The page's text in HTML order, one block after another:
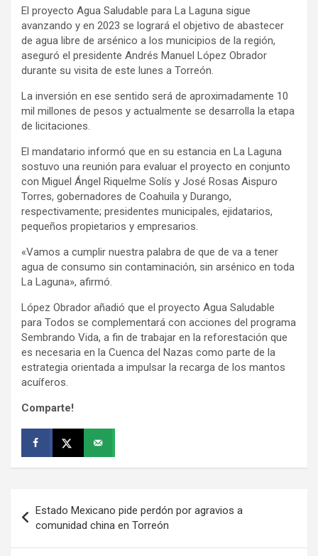
El proyecto Agua Saludable para La Laguna sigue
avanzando y en 2023 se logrará el objetivo de abastecer
de agua libre de arsénico a los municipios de la región,
aseguró el presidente Andrés Manuel López Obrador
durante su visita de este lunes a Torreón.
La inversión en ese sentido será de aproximadamente 10
mil millones de pesos y actualmente se desarrolla la etapa
de licitaciones.
El mandatario informó que en su estancia en La Laguna
sostuvo una reunión para evaluar el proyecto en conjunto
con Miguel Ángel Riquelme Solís y José Rosas Aispuro
Torres, gobernadores de Coahuila y Durango,
respectivamente; presidentes municipales, ejidatarios,
pequeños propietarios y empresarios.
«Vamos a cumplir nuestra palabra de que de va a tener
agua de consumo sin contaminación, sin arsénico en toda
La Laguna», afirmó.
López Obrador añadió que el proyecto Agua Saludable
para Todos se complementará con acciones del programa
Sembrando Vida, a fin de trabajar en la reforestación que
es necesaria en la Cuenca del Nazas como parte de la
estrategia orientada a impulsar la recarga de los mantos
acuíferos.
Comparte!
de
entradas
Estado Mexicano pide perdón por agravios a
comunidad china en Torreón